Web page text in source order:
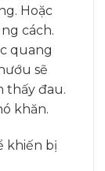
Hoặc
cách.
quang
sẽ
thấy đau.
khăn.